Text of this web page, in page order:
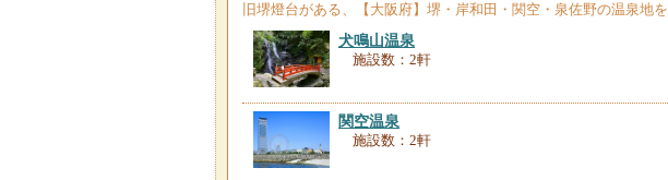
Ｒ ＨＯＴＥＬ ＲＥ．ＯＳＡＫＡ ＮＡＧＡ
お客さまの声（33件）
日和ホテル大阪住之江公園駅前
お客さまの声（302件）
旧堺燈台がある、【大阪府】堺・岸和田・関空・泉佐野の温泉地を
犬鳴山温泉
施設数：2軒
関空温泉
施設数：2軒